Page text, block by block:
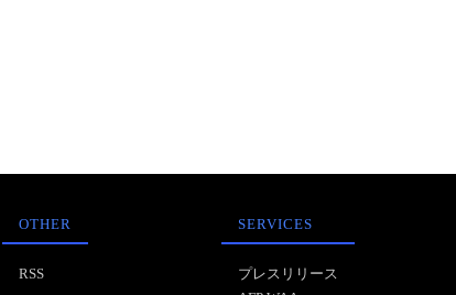
OTHER
RSS
SERVICES
プレスリリース